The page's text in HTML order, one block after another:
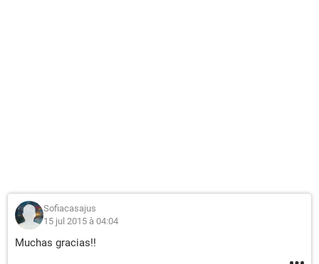
Sofiacasajus
15 jul 2015 à 04:04
Muchas gracias!!